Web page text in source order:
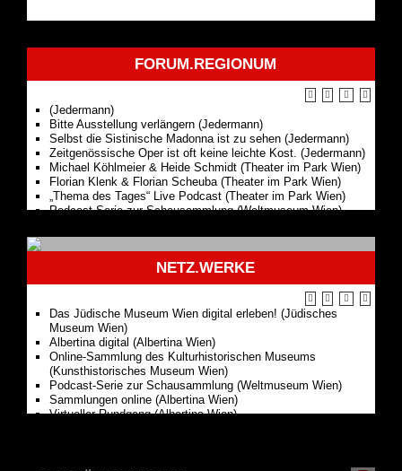
Bitte Ausstellung verlängern (Jedermann)
Selbst die Sistinische Madonna ist zu sehen (Jedermann)
Zeitgenössische Oper ist oft keine leichte Kost. (Jedermann)
Michael Köhlmeier & Heide Schmidt (Theater im Park Wien)
Florian Klenk & Florian Scheuba (Theater im Park Wien)
„Thema des Tages“ Live Podcast (Theater im Park Wien)
Podcast-Serie zur Schausammlung (Weltmuseum Wien)
Jedermann
NETZ.WERKE
Albertina digital (Albertina Wien)
Online-Sammlung des Kulturhistorischen Museums
(Kunsthistorisches Museum Wien)
Podcast-Serie zur Schausammlung (Weltmuseum Wien)
Sammlungen online (Albertina Wien)
Virtueller Rundgang (Albertina Wien)
Online Sammlung (Weltmuseum Wien)
Digitale Konzerte (Wiener Konzerthaus)
Digitale SchülerInnenführung - "Flieg mit mir durchs Schloss
Esterházy" (Esterhazy Kids)